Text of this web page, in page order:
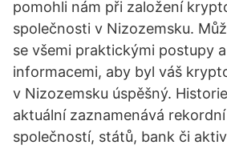
pomohli nám při založení
společnosti v Nizozemsku.
se všemi praktickými postupy
informacemi, aby byl váš
v Nizozemsku úspěšný.
aktuální zaznamenává
společností, států, bank či